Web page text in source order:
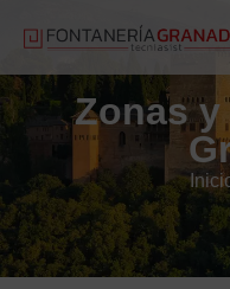
Zonas